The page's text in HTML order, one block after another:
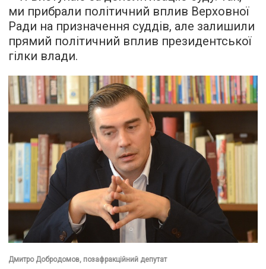
ми прибрали політичний вплив Верховної
Ради на призначення суддів, але залишили
прямий політичний вплив президентської
гілки влади.
Дмитро Добродомов, позафракційний депутат